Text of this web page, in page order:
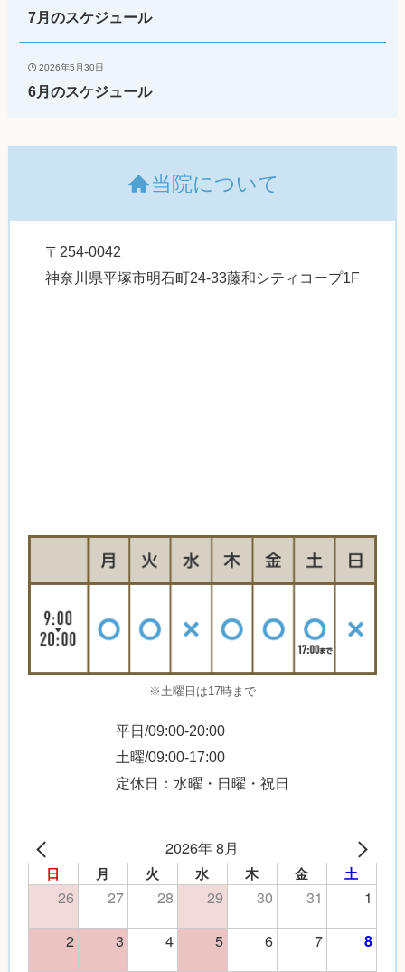
7月のスケジュール
2026年5月30日
6月のスケジュール
当院について
〒254-0042
神奈川県平塚市明石町24-33藤和シティコープ1F
※土曜日は17時まで
平日/09:00-20:00
土曜/09:00-17:00
定休日：水曜・日曜・祝日
2026年 8月
日 月 火 水 木 金 土
26 27 28 29 30 31
1
2
3 4 5 6 7 8